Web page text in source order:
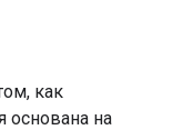
как
основана на